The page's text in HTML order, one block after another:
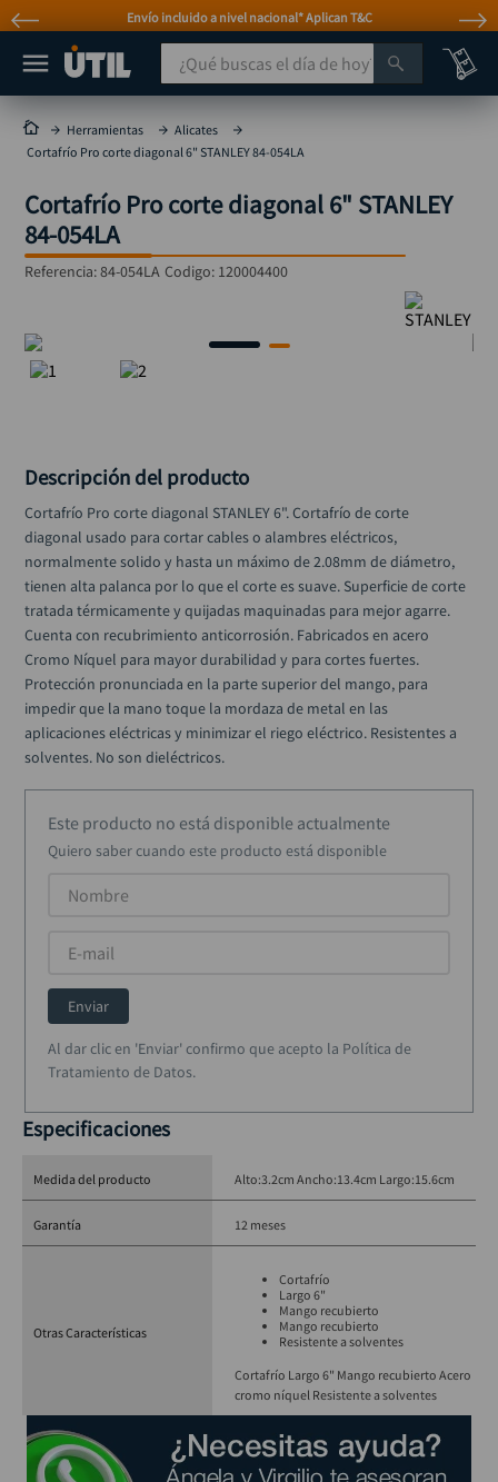
Envío incluido a nivel nacional* Aplican T&C
¿Qué buscas el día de hoy?
Herramientas
Alicates
Cortafrío Pro corte diagonal 6" STANLEY 84-054LA
Cortafrío Pro corte diagonal 6" STANLEY
84-054LA
Referencia:84-054LA Codigo: 120004400
Descripción del producto
Cortafrío Pro corte diagonal STANLEY 6". Cortafrío de corte
diagonal usado para cortar cables o alambres eléctricos,
normalmente solido y hasta un máximo de 2.08mm de diámetro,
tienen alta palanca por lo que el corte es suave. Superficie de corte
tratada térmicamente y quijadas maquinadas para mejor agarre.
Cuenta con recubrimiento anticorrosión. Fabricados en acero
Cromo Níquel para mayor durabilidad y para cortes fuertes.
Protección pronunciada en la parte superior del mango, para
impedir que la mano toque la mordaza de metal en las
aplicaciones eléctricas y minimizar el riego eléctrico. Resistentes a
solventes. No son dieléctricos.
Este producto no está disponible actualmente
Quiero saber cuando este producto está disponible
Enviar
Al dar clic en 'Enviar' confirmo que acepto la Política de
Tratamiento de Datos.
Especificaciones
Medida del producto Alto:3.2cm Ancho:13.4cm Largo:15.6cm
Garantía 12 meses
Otras Características
Cortafrío
Largo 6"
Mango recubierto
Mango recubierto
Resistente a solventes
Cortafrío Largo 6" Mango recubierto Acero
cromo níquel Resistente a solventes
MÁS BUSCADOS
taladro
taladros pulidoras
compresor
broca
hidrolavadora
taladro inalámbrico
rodachina